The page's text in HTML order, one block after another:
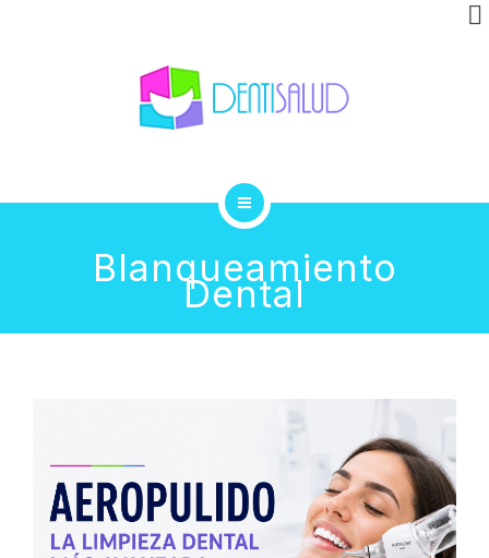
TRATAMIENTOS
INVISALIGN
BLOG
CONTACTO
Blanqueamiento
Dental